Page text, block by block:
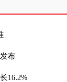
布
16.2%